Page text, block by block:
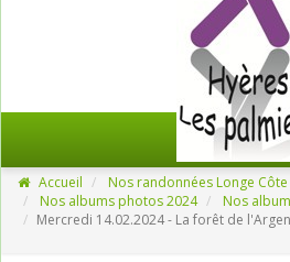
Accueil Nos randonnées Longe Côte
Nos albums photos 2024
Nos
Mercredi 14.02.2024 - La forêt de